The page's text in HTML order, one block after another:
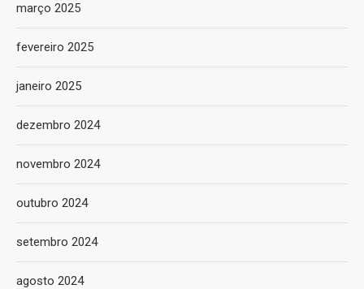
março 2025
fevereiro 2025
janeiro 2025
dezembro 2024
novembro 2024
outubro 2024
setembro 2024
agosto 2024